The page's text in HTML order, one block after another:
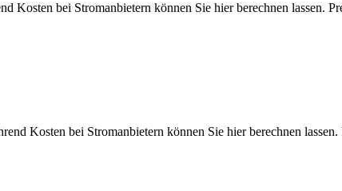
Kosten bei Stromanbietern können Sie hier berechnen
Kosten bei Stromanbietern können Sie hier berechnen